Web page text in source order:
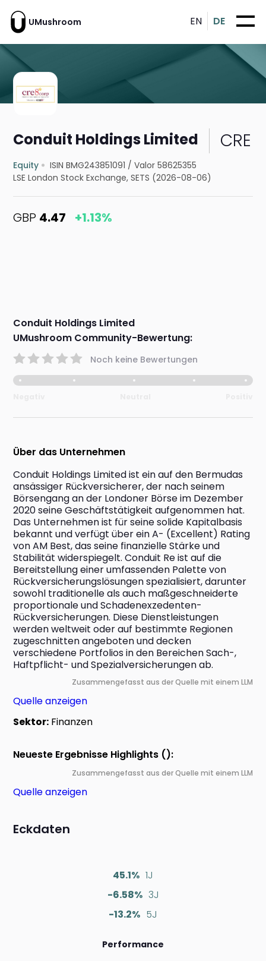
UMushroom EN DE
Conduit Holdings Limited CRE
Equity ISIN BMG243851091 /Valor 58625355
LSE London Stock Exchange, SETS (2026-08-06)
GBP 4.47 +1.13%
Conduit Holdings Limited
UMushroom Community-Bewertung:
Noch keine Bewertungen
Über das Unternehmen
Conduit Holdings Limited ist ein auf den Bermudas
ansässiger Rückversicherer, der nach seinem
Börsengang an der Londoner Börse im Dezember
2020 seine Geschäftstätigkeit aufgenommen hat.
Das Unternehmen ist für seine solide Kapitalbasis
bekannt und verfügt über ein A- (Excellent) Rating
von AM Best, das seine finanzielle Stärke und
Stabilität widerspiegelt. Conduit Re ist auf die
Bereitstellung einer umfassenden Palette von
Rückversicherungslösungen spezialisiert, darunter
sowohl traditionelle als auch maßgeschneiderte
proportionale und Schadenexzedenten-
Rückversicherungen. Diese Dienstleistungen
werden weltweit oder auf bestimmte Regionen
zugeschnitten angeboten und decken
verschiedene Portfolios in den Bereichen Sach-,
Haftpflicht- und Spezialversicherungen ab.
Zusammengefasst aus der Quelle mit einem LLM
Quelle anzeigen
Sektor: Finanzen
Neueste Ergebnisse Highlights ():
Zusammengefasst aus der Quelle mit einem LLM
Quelle anzeigen
Eckdaten
45.1% 1J
-6.58% 3J
-13.2% 5J
Performance